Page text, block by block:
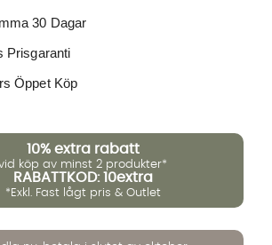
30 Dagar
Prisgaranti
Öppet Köp
10% extra rabatt
köp av minst 2 produkter*
RABATTKOD: 10extra
*Exkl. Fast lågt pris & Outlet